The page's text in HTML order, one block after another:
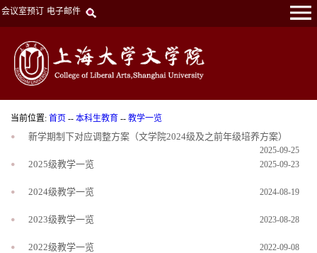
会议室预订 电子邮件
当前位置: 首页 -- 本科生教育 -- 教学一览
新学期制下对应调整方案（文学院2024级及之前年级培养方案）
2025-09-25
2025级教学一览 2025-09-23
2024级教学一览 2024-08-19
2023级教学一览 2023-08-28
2022级教学一览 2022-09-08